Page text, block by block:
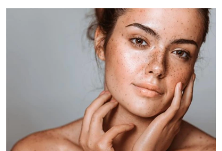
Лечение Пигментация